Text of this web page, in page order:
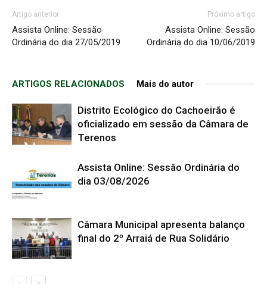
Artigo anterior
Assista Online: Sessão
Ordinária do dia 27/05/2019
Próximo artigo
Assista Online: Sessão
Ordinária do dia 10/06/2019
ARTIGOS RELACIONADOS Mais do autor
Distrito Ecológico do Cachoeirão é
oficializado em sessão da Câmara de
Terenos
Assista Online: Sessão Ordinária do
dia 03/08/2026
Câmara Municipal apresenta balanço
final do 2º Arraiá de Rua Solidário